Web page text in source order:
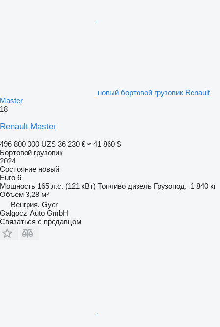
новый бортовой грузовик Renault
Master
18
Renault Master
496 800 000 UZS 36 230 € ≈ 41 860 $
Бортовой грузовик
2024
Состояние новый
Euro 6
Мощность 165 л.с. (121 кВт) Топливо дизель Грузопод. 1 840 кг
Объем 3,28 м³
Венгрия, Gyor
Galgoczi Auto GmbH
Связаться с продавцом